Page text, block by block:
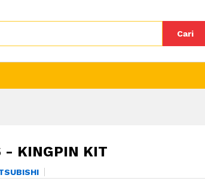
Cari
- KINGPIN KIT